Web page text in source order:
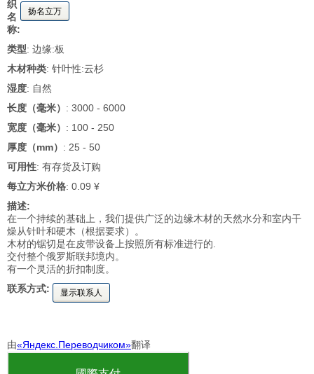
织
名
称:
扬名立万
类型: 边缘:板
木材种类: 针叶性:云杉
湿度: 自然
长度（毫米） : 3000 - 6000
宽度（毫米） : 100 - 250
厚度（mm） : 25 - 50
可用性: 有存货及订购
每立方米价格: 0.09 ¥
描述:
在一个持续的基础上，我们提供广泛的边缘木材的天然水分和室内干
燥从针叶和硬木（根据要求）。
木材的锯切是在皮带设备上按照所有标准进行的.
交付整个俄罗斯联邦境内。
有一个灵活的折扣制度。
联系方式:
显示联系人
由«Яндекс.Переводчиком»翻译